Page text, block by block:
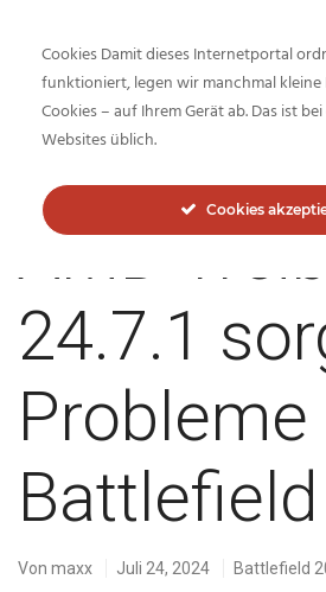
Inside-Network.net
AMD
24.7.1
Probleme
Von maxx Juli 24, 2024 Battlefield
Cookies Damit dieses Internetportal
funktioniert, legen wir manchmal
Cookies – auf Ihrem Gerät ab. Das ist
Websites üblich.
Cookies